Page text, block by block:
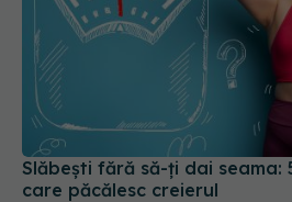
Slăbești fără să-ți dai seama:
care păcălesc creierul